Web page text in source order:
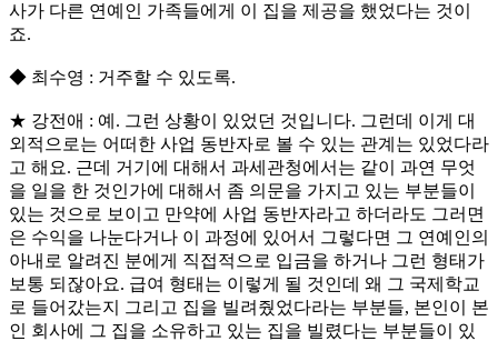
사가 다른 연예인 가족들에게 이 집을 제공을 했었다는 것이
죠.
◆ 최수영 : 거주할 수 있도록.
★ 강전애 : 예. 그런 상황이 있었던 것입니다. 그런데 이게 대
외적으로는 어떠한 사업 동반자로 볼 수 있는 관계는 있었다라
고 해요. 근데 거기에 대해서 과세관청에서는 같이 과연 무엇
을 일을 한 것인가에 대해서 좀 의문을 가지고 있는 부분들이
있는 것으로 보이고 만약에 사업 동반자라고 하더라도 그러면
은 수익을 나눈다거나 이 과정에 있어서 그렇다면 그 연예인의
아내로 알려진 분에게 직접적으로 입금을 하거나 그런 형태가
보통 되잖아요. 급여 형태는 이렇게 될 것인데 왜 그 국제학교
로 들어갔는지 그리고 집을 빌려줬었다라는 부분들, 본인이 본
인 회사에 그 집을 소유하고 있는 집을 빌렸다는 부분들이 있